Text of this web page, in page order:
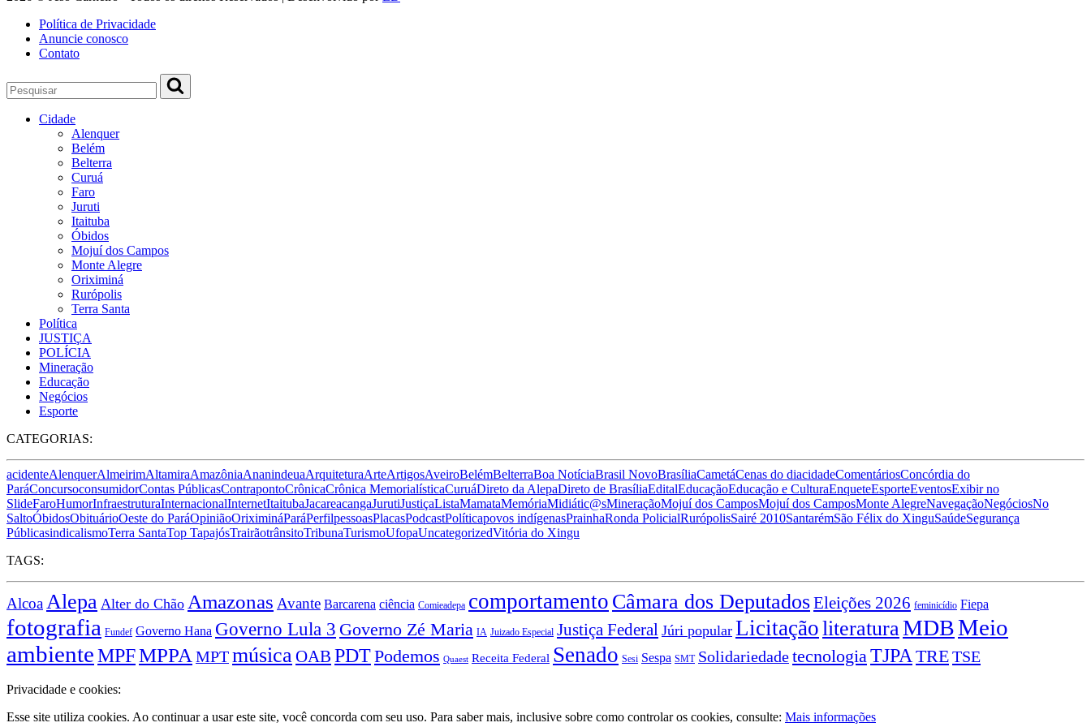
Política de Privacidade
Anuncie conosco
Contato
Cidade
Alenquer
Belém
Belterra
Curuá
Faro
Juruti
Itaituba
Óbidos
Mojuí dos Campos
Monte Alegre
Oriximiná
Rurópolis
Terra Santa
Política
JUSTIÇA
POLÍCIA
Mineração
Educação
Negócios
Esporte
CATEGORIAS:
acidenteAlenquerAlmeirimAltamiraAmazôniaAnanindeuaArquiteturaArteArtigosAveiroBelémBelterraBoa NotíciaBrasil NovoBrasíliaCametáCenas do diacidadeComentáriosConcórdia do
ParáConcursoconsumidorContas PúblicasContrapontoCrônicaCrônica MemorialísticaCuruáDireto da AlepaDireto de BrasíliaEditalEducaçãoEducação e CulturaEnqueteEsporteEventosExibir no
SlideFaroHumorInfraestruturaInternacionalInternetItaitubaJacareacangaJurutiJustiçaListaMamataMemóriaMidiátic@sMineraçãoMojuí dos CamposMojuí dos CamposMonte AlegreNavegaçãoNegóciosNo
SaltoÓbidosObituárioOeste do ParáOpiniãoOriximináParáPerfilpessoasPlacasPodcastPolíticapovos indígenasPrainhaRonda PolicialRurópolisSairé 2010SantarémSão Félix do XinguSaúdeSegurança
PúblicasindicalismoTerra SantaTop TapajósTrairãotrânsitoTribunaTurismoUfopaUncategorizedVitória do Xingu
TAGS:
Alcoa Alepa Alter do Chão Amazonas Avante Barcarena ciência Comieadepa comportamento Câmara dos DeputadosEleições 2026 feminicídio Fiepa
fotografia Fundef Governo Hana Governo Lula 3 Governo Zé Maria IA Juizado Especial Justiça Federal Júri popular Licitaçãoliteratura MDBMeio
ambienteMPFMPPA MPTmúsica OAB PDTPodemos Quaest Receita Federal Senado Sesi Sespa SMT Solidariedadetecnologia TJPA TRETSE
Privacidade e cookies:
Esse site utiliza cookies. Ao continuar a usar este site, você concorda com seu uso. Para saber mais, inclusive sobre como controlar os cookies, consulte: Mais informações